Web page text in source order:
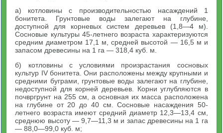
а) котловины с производительностью насаждений 1
бонитета. Грунтовые воды залегают на глубине,
доступной для корневых систем деревьев (1,8—4 м).
Сосновые культуры 45-летнего возраста характеризуются
средним диаметром 17,1 м, средней высотой — 16,5 м и
запасом древесины на 1 га — 318,4 куб. м.
б) котловины с условиями произрастания сосновых
культур IV бонитета. Они расположены между крупными и
средними буграми, грунтовые воды залегают на глубине,
недоступной для корней деревьев. Корни углубляются в
почвргрунт на 255 см, а основная их масса расположена
на глубине от 20 до 40 см. Сосновые насаждения 50-
летнего возраста имеют средний диаметр 12,3—13,4 см,
среднюю высоту — 9,7—11,3 м и запас древесины на 1 га
— 88,0—99,0 куб. м;